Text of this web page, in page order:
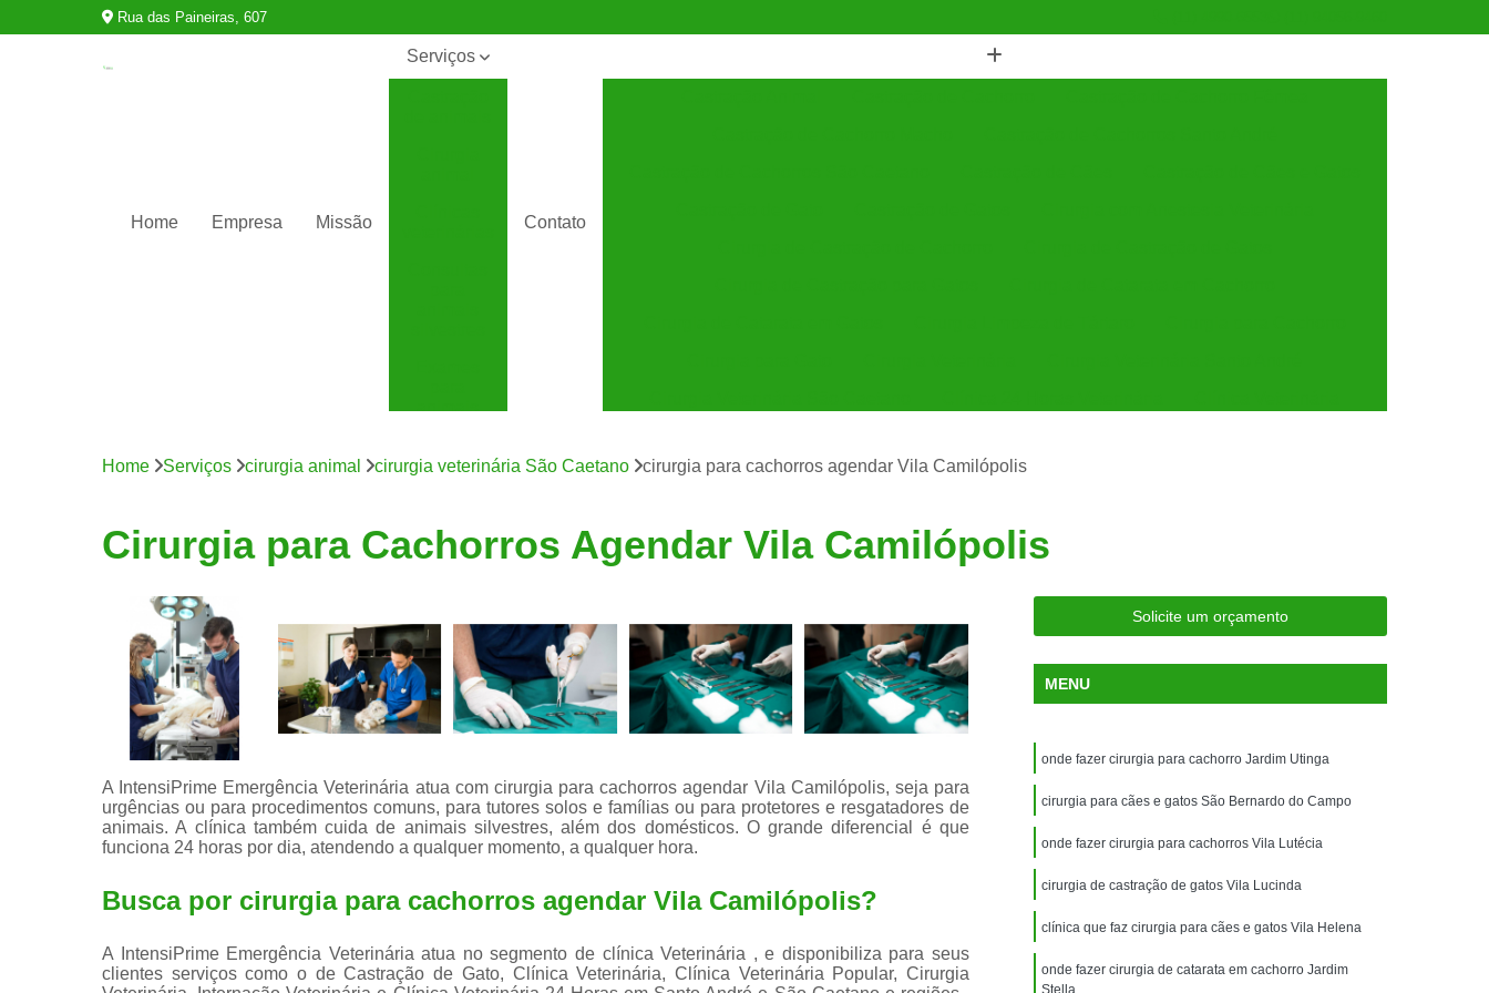
Rua das Paineiras, 607
Home Empresa Missão
Serviços
animais
para
tártaro
Contato
Clínica Veterinária Especializada em Cães e Gatos
Clínica Veterinária Santo André
Clínica Veterinária São Caetano
Consulta de Ozonioterapia para Silvestres
Consulta Médica Veterinária para Animais Silvestres
Consulta Médica Veterinária para Silvestres
Consulta para Animais Silvestres
Consulta para Animais Silvestres Santo André
Consulta para Animais Silvestres São Caetano
Consulta para Silvestres
Consulta Veterinária para Animais Silvestres
Consulta Veterinária para Silvestres
Exame de Eletrocardiograma Veterinário
Exame de Endoscopia Veterinária
Exame de Imagem para Animais
Exame de Radiologia para Animais
Exame de Raio X para Animais
Exame de Sangue para Animais
Home Serviços cirurgia animal cirurgia veterinária São Caetano cirurgia para cachorros agendar Vila Camilópolis
Cirurgia para Cachorros Agendar Vila Camilópolis
A IntensiPrime Emergência Veterinária atua com cirurgia para cachorros agendar Vila Camilópolis, seja para
urgências ou para procedimentos comuns, para tutores solos e famílias ou para protetores e resgatadores de
animais. A clínica também cuida de animais silvestres, além dos domésticos. O grande diferencial é que
funciona 24 horas por dia, atendendo a qualquer momento, a qualquer hora.
Busca por cirurgia para cachorros agendar Vila Camilópolis?
A IntensiPrime Emergência Veterinária atua no segmento de clínica Veterinária , e disponibiliza para seus
clientes serviços como o de Castração de Gato, Clínica Veterinária, Clínica Veterinária Popular, Cirurgia
Solicite um orçamento
MENU
onde fazer cirurgia para cachorro Jardim Utinga
cirurgia para cães e gatos São Bernardo do Campo
onde fazer cirurgia para cachorros Vila Lutécia
cirurgia de castração de gatos Vila Lucinda
clínica que faz cirurgia para cães e gatos Vila Helena
onde fazer cirurgia de catarata em cachorro Jardim
Stella